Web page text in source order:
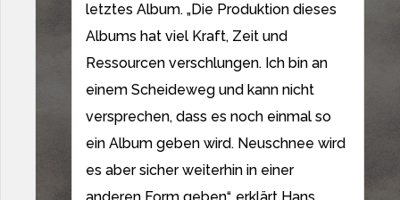
letztes Album. „Die Produktion dieses
Albums hat viel Kraft, Zeit und
Ressourcen verschlungen. Ich bin an
einem Scheideweg und kann nicht
versprechen, dass es noch einmal so
ein Album geben wird. Neuschnee wird
es aber sicher weiterhin in einer